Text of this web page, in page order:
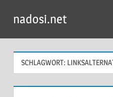
Inhalt
springen
nadosi.net
SCHLAGWORT: